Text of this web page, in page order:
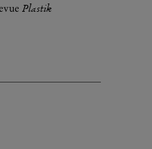
Plastik